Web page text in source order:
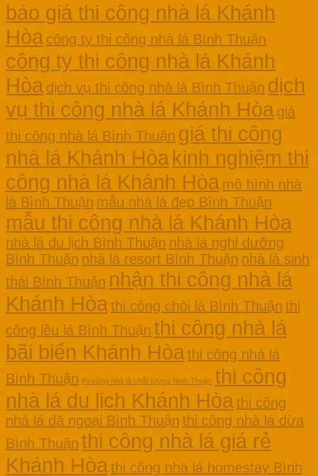
báo giá thi công nhà lá Khánh
Hòa công ty thi công nhà lá Bình Thuận
công ty thi công nhà lá Khánh
Hòa dịch vụ thi công nhà lá Bình Thuận dịch
vụ thi công nhà lá Khánh Hòa giá
thi công nhà lá Bình Thuận giá thi công
nhà lá Khánh Hòakinh nghiệm thi
công nhà lá Khánh Hòa mô hình nhà
lá Bình Thuận mẫu nhà lá đẹp Bình Thuận
mẫu thi công nhà lá Khánh Hòa
nhà lá du lịch Bình Thuận nhà lá nghỉ dưỡng
Bình Thuận nhà lá resort Bình Thuận nhà lá sinh
thái Bình Thuận nhận thi công nhà lá
Khánh Hòathi công chòi lá Bình Thuận thi
công lều lá Bình Thuận thi công nhà lá
bãi biển Khánh Hòathi công nhà lá
Bình Thuận thi công nhà lá chất lượng Ninh Thuận thi công
nhà lá du lịch Khánh Hòathi công
nhà lá dã ngoại Bình Thuận thi công nhà lá dừa
Bình Thuận thi công nhà lá giá rẻ
Khánh Hòathi công nhà lá homestay Bình